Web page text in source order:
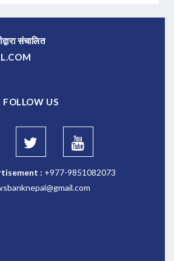
संचालित
FOLLOW US
: +977-9851082073